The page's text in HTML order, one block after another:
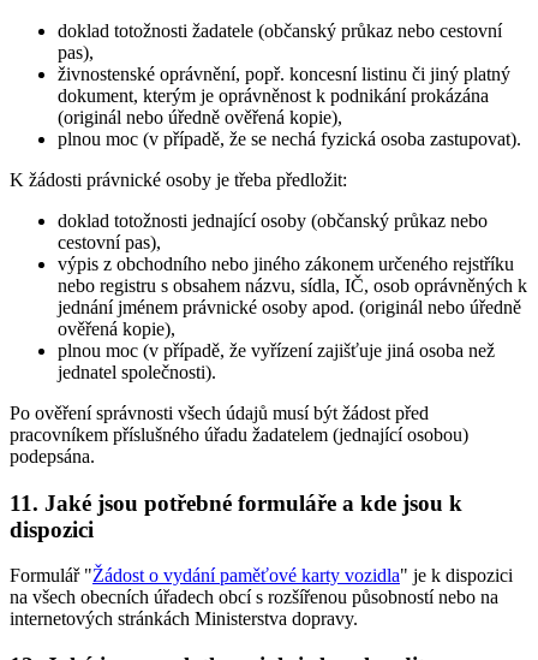
doklad totožnosti žadatele (občanský průkaz nebo cestovní
pas),
živnostenské oprávnění, popř. koncesní listinu či jiný platný
dokument, kterým je oprávněnost k podnikání prokázána
(originál nebo úředně ověřená kopie),
plnou moc (v případě, že se nechá fyzická osoba zastupovat).
K žádosti právnické osoby je třeba předložit:
doklad totožnosti jednající osoby (občanský průkaz nebo
cestovní pas),
výpis z obchodního nebo jiného zákonem určeného rejstříku
nebo registru s obsahem názvu, sídla, IČ, osob oprávněných k
jednání jménem právnické osoby apod. (originál nebo úředně
ověřená kopie),
plnou moc (v případě, že vyřízení zajišťuje jiná osoba než
jednatel společnosti).
Po ověření správnosti všech údajů musí být žádost před
pracovníkem příslušného úřadu žadatelem (jednající osobou)
podepsána.
11. Jaké jsou potřebné formuláře a kde jsou k
dispozici
Formulář "Žádost o vydání paměťové karty vozidla" je k dispozici
na všech obecních úřadech obcí s rozšířenou působností nebo na
internetových stránkách Ministerstva dopravy.